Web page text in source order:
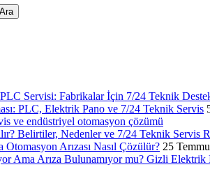
Servisi: Fabrikalar İçin 7/24 Teknik
PLC, Elektrik Pano ve 7/24 Teknik Servis
Belirtiler, Nedenler ve 7/24 Teknik Servis
Arızası Nasıl Çözülür? 25
Ama Arıza Bulunamıyor mu? Gizli